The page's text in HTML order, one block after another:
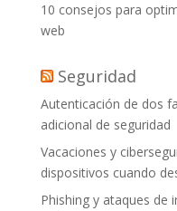
10 consejos para
web
Seguridad
Autenticación de dos
adicional de seguridad
Vacaciones y
dispositivos cuando
Phishing y ataques de